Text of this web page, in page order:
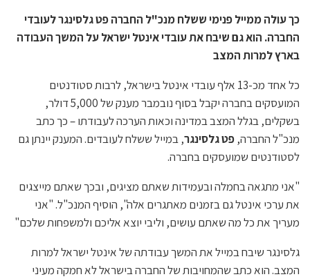
כך עולה ממייל פנימי ששלח מנכ"ל החברה פט גלסינגר לעובדי
החברה. הוא גם שיבח את עובדי אינטל ישראל על המשך העבודה
בארץ למרות המצב
כל אחד מכ-13 אלף עובדי אינטל בישראל, לרבות סטודנטים
המועסקים בחברה יקבל בסוף נובמבר מענק של 5,000 דולר,
בשקלים, בגלל המצב במדינה וכאות הערכה לעבודתו – כך כתב
מנכ"ל החברה, פט גלסינגר, במייל ששלח לעובדים. המענק יינתן גם
לסטודנטים שמועסקים בחברה.
"אני מתגאה בחמלה ובעמידות שאתם מציגים, ובכך שאתם מייצגים
את ערכי אינטל גם בזמנים מאתגרים אלה", הוסיף המנכ"ל. "אני
מעריך את כל מה שאתם עושים, וליבי יוצא אליכם ולמשפחות שלכם"
גלסינגר שיבח במייל את המשך עבודתה של אינטל ישראל למרות
המצב. הוא כתב שהמחויבות של החברה בישראל לא חמקה מעיני